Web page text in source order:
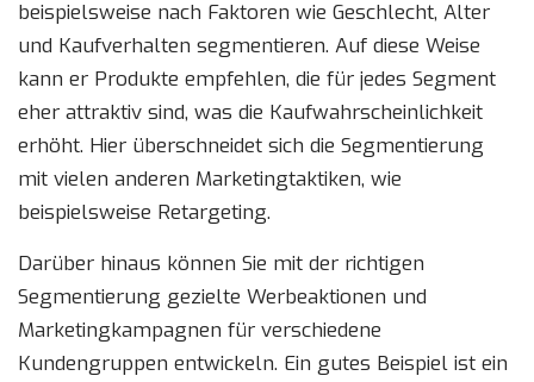
beispielsweise nach Faktoren wie Geschlecht, Alter
und Kaufverhalten segmentieren. Auf diese Weise
kann er Produkte empfehlen, die für jedes Segment
eher attraktiv sind, was die Kaufwahrscheinlichkeit
erhöht. Hier überschneidet sich die Segmentierung
mit vielen anderen Marketingtaktiken, wie
beispielsweise Retargeting.
Darüber hinaus können Sie mit der richtigen
Segmentierung gezielte Werbeaktionen und
Marketingkampagnen für verschiedene
Kundengruppen entwickeln. Ein gutes Beispiel ist ein